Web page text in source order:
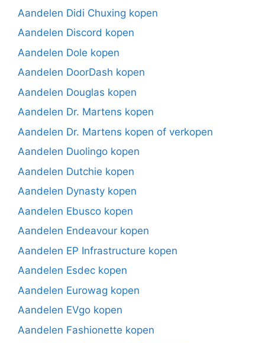
Aandelen Didi Chuxing kopen
Aandelen Discord kopen
Aandelen Dole kopen
Aandelen DoorDash kopen
Aandelen Douglas kopen
Aandelen Dr. Martens kopen
Aandelen Dr. Martens kopen of verkopen
Aandelen Duolingo kopen
Aandelen Dutchie kopen
Aandelen Dynasty kopen
Aandelen Ebusco kopen
Aandelen Endeavour kopen
Aandelen EP Infrastructure kopen
Aandelen Esdec kopen
Aandelen Eurowag kopen
Aandelen EVgo kopen
Aandelen Fashionette kopen